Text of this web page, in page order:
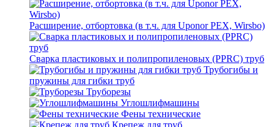
Расширение, отбортовка (в т.ч. для Uponor PEX, Wirsbo)
Сварка пластиковых и полипропиленовых (PPRC) труб
Трубогибы и
пружины для гибки труб
Труборезы
Углошлифмашины
Фены технические
Крепеж для труб